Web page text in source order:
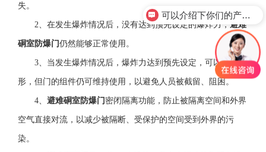
失。
2、在发生爆炸情况后，没有达到预先设定的爆炸力， 避难
硐室防爆门仍然能够正常使用。
3、当发生爆炸情况后，爆炸力达到预先设定，可以发生变
形，但门的组件仍可维持使用，以避免人员被截留、阻困。
4、 避难硐室防爆门 密闭隔离功能，防止被隔离空间和外界
空气直接对流，以减少被隔断、受保护的空间受到外界的污
染。
可以介绍下你们的产品么？